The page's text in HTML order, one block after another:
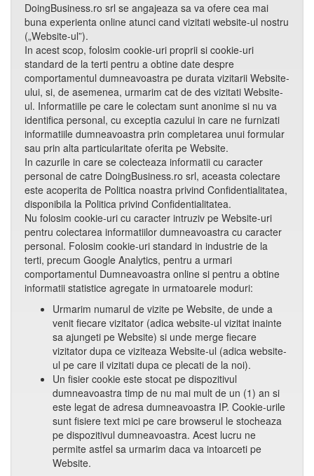
DoingBusiness.ro srl se angajeaza sa va ofere cea mai
buna experienta online atunci cand vizitati website-ul nostru
(„Website-ul”).
In acest scop, folosim cookie-uri proprii si cookie-uri
standard de la terti pentru a obtine date despre
comportamentul dumneavoastra pe durata vizitarii Website-
ului, si, de asemenea, urmarim cat de des vizitati Website-
ul. Informatiile pe care le colectam sunt anonime si nu va
identifica personal, cu exceptia cazului in care ne furnizati
informatiile dumneavoastra prin completarea unui formular
sau prin alta particularitate oferita pe Website.
In cazurile in care se colecteaza informatii cu caracter
personal de catre DoingBusiness.ro srl, aceasta colectare
este acoperita de Politica noastra privind Confidentialitatea,
disponibila la Politica privind Confidentialitatea.
Nu folosim cookie-uri cu caracter intruziv pe Website-uri
pentru colectarea informatiilor dumneavoastra cu caracter
personal. Folosim cookie-uri standard in industrie de la
terti, precum Google Analytics, pentru a urmari
comportamentul Dumneavoastra online si pentru a obtine
informatii statistice agregate in urmatoarele moduri:
Urmarim numarul de vizite pe Website, de unde a
venit fiecare vizitator (adica website-ul vizitat inainte
sa ajungeti pe Website) si unde merge fiecare
vizitator dupa ce viziteaza Website-ul (adica website-
ul pe care il vizitati dupa ce plecati de la noi).
Un fisier cookie este stocat pe dispozitivul
dumneavoastra timp de nu mai mult de un (1) an si
este legat de adresa dumneavoastra IP. Cookie-urile
sunt fisiere text mici pe care browserul le stocheaza
pe dispozitivul dumneavoastra. Acest lucru ne
permite astfel sa urmarim daca va intoarceti pe
Website.